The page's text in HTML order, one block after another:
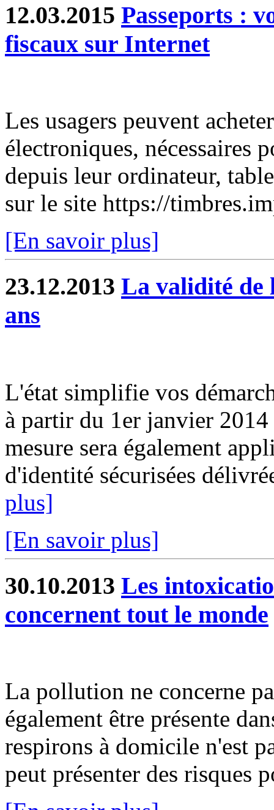
12.03.2015 Passeports :
fiscaux sur Internet
Les usagers peuvent
électroniques, nécessaires
depuis leur ordinateur,
sur le site https://
[En savoir plus]
23.12.2013 La validité de
ans
L'état simplifie vos
à partir du 1er janvier
mesure sera également
d'identité sécurisées
plus]
[En savoir plus]
30.10.2013 Les
concernent tout le monde
La pollution ne concerne
également être présente
respirons à domicile n'est
peut présenter des risques